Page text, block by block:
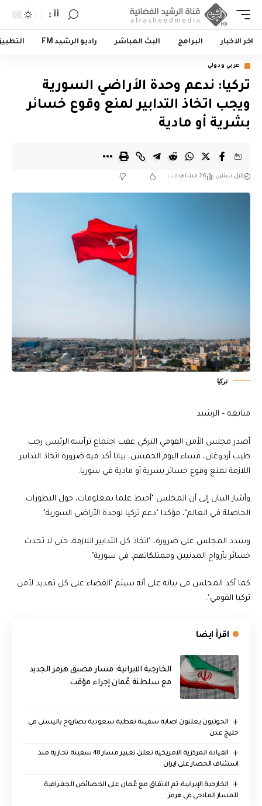
أأ
اخر الاخبار البرامج البث المباشر راديو الرشيد FM
عربي ودولي
تركيا: ندعم وحدة الأراضي السورية
ويجب اتخاذ التدابير لمنع وقوع خسائر
بشرية أو مادية
قبل سنتين 26 مشاهدات
تركيا
متابعة – الرشيد
أصدر مجلس الأمن القومي التركي عقب اجتماع ترأسه الرئيس رجب
طيب أردوغان، مساء اليوم الخميس، بيانا أكد فيه ضرورة اتخاذ التدابير
اللازمة لمنع وقوع خسائر بشرية أو مادية في سوريا.
وأشار البيان إلى أن المجلس "أحيط علما بمعلومات، حول التطورات
الحاصلة في العالم"، مؤكدا "دعم تركيا لوحدة الأراضي السورية".
وشدد المجلس على ضرورة، "اتخاذ كل التدابير اللازمة، حتى لا تحدث
خسائر بأرواح المدنيين وممتلكاتهم، في سورية".
كما أكد المجلس في بيانه على أنه سيتم "القضاء على كل تهديد لأمن
تركيا القومي".
اقرأ ايضا
الخارجية الايرانية: مسار مضيق هرمز الجديد
مع سلطنة عُمان إجراء مؤقت
الحوثيون يعلنون اصابة سفينة نفطية سعودية بصاروخ باليستي في
خليج عدن
القيادة المركزية الامريكية تعلن تغيير مسار 48 سفينة تجارية منذ
استئناف الحصار على ايران
‏الخارجية الإيرانية: تم الاتفاق مع عُمان على الخصائص الجغرافية
للمسار الملاحي في هرمز